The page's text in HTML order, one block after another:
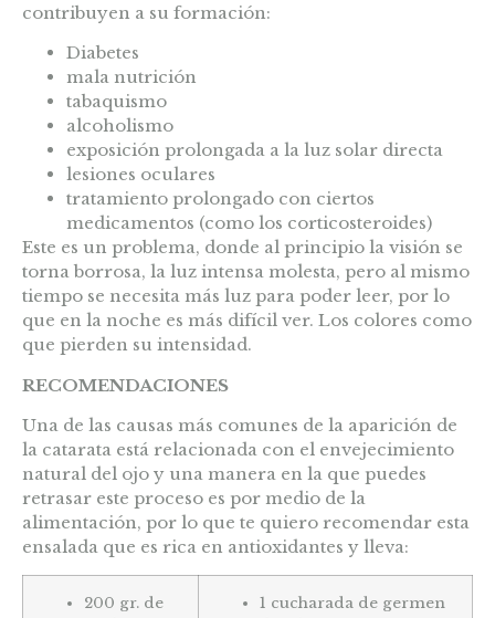
contribuyen a su formación:
Diabetes
mala nutrición
tabaquismo
alcoholismo
exposición prolongada a la luz solar directa
lesiones oculares
tratamiento prolongado con ciertos
medicamentos (como los corticosteroides)
Este es un problema, donde al principio la visión se
torna borrosa, la luz intensa molesta, pero al mismo
tiempo se necesita más luz para poder leer, por lo
que en la noche es más difícil ver. Los colores como
que pierden su intensidad.
RECOMENDACIONES
Una de las causas más comunes de la aparición de
la catarata está relacionada con el envejecimiento
natural del ojo y una manera en la que puedes
retrasar este proceso es por medio de la
alimentación, por lo que te quiero recomendar esta
ensalada que es rica en antioxidantes y lleva:
200 gr. de
1 cucharada de germen